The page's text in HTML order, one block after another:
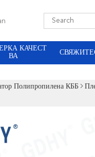
КАЧЕСТ
ВА
Полипропилена КББ